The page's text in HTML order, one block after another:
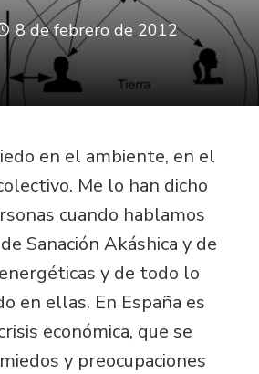
8 de febrero de 2012
en el ambiente, en el
Me lo han dicho
cuando hablamos
Sanación Akáshica y de
y de todo lo
en ellas. En España es
económica, que se
y preocupaciones